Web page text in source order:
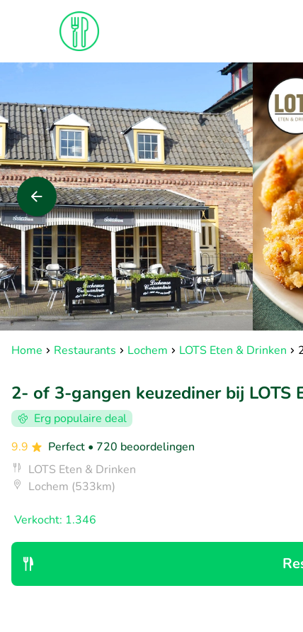
Home Restaurants Lochem LOTS Eten & Drinken
2- of 3-gangen keuzediner bij LOTS
Erg populaire deal
9.9
Perfect • 720 beoordelingen
LOTS Eten & Drinken
Lochem (533km)
Verkocht: 1.346